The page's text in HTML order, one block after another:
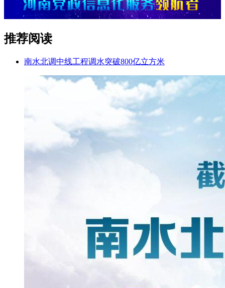
推荐阅读
南水北调中线工程调水突破800亿立方米